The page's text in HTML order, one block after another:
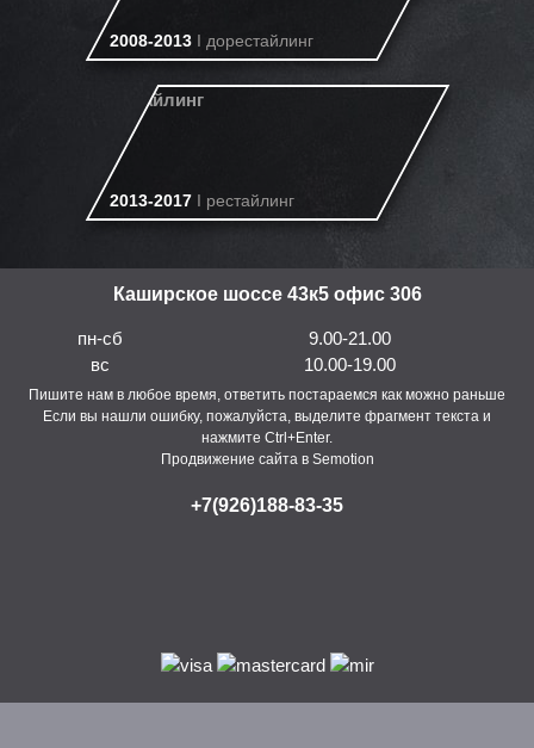
2008-2013 I дорестайлинг
2013-2017 I рестайлинг
Каширское шоссе 43к5 офис 306
пн-сб
9.00-21.00
вс
10.00-19.00
Пишите нам в любое время, ответить постараемся как можно раньше
Если вы нашли ошибку, пожалуйста, выделите фрагмент текста и
нажмите Ctrl+Enter.
Продвижение сайта в Semotion
+7(926)188-83-35